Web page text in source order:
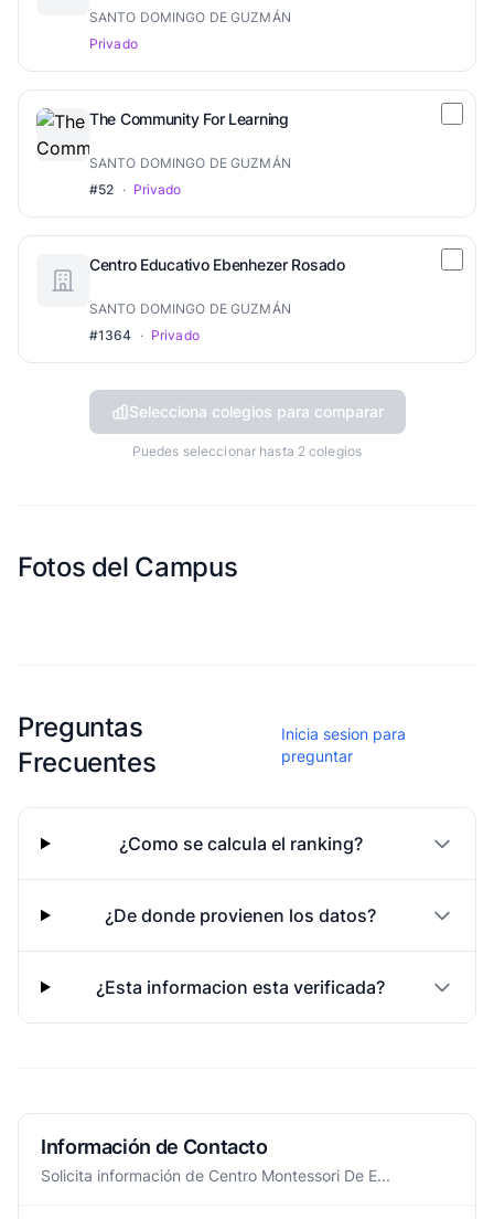
SANTO DOMINGO DE GUZMÁN
Privado
The Community For Learning
SANTO DOMINGO DE GUZMÁN
#52 · Privado
Centro Educativo Ebenhezer Rosado
SANTO DOMINGO DE GUZMÁN
#1364 · Privado
Selecciona colegios para comparar
Puedes seleccionar hasta 2 colegios
Fotos del Campus
Preguntas
Frecuentes
Inicia sesion para
preguntar
¿Como se calcula el ranking?
¿De donde provienen los datos?
¿Esta informacion esta verificada?
Información de Contacto
Solicita información de Centro Montessori De E...